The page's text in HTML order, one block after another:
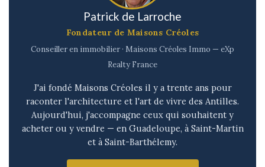
Patrick de Larroche
Fondateur de Maisons Créoles
Conseiller en immobilier · Maisons Créoles Immo — eXp
Realty France
J'ai fondé Maisons Créoles il y a trente ans pour
raconter l'architecture et l'art de vivre des Antilles.
Aujourd'hui, j'accompagne ceux qui souhaitent y
acheter ou y vendre — en Guadeloupe, à Saint-Martin
et à Saint-Barthélemy.